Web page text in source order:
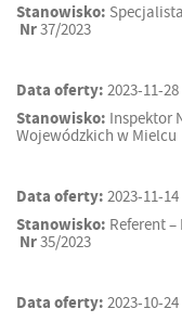
Stanowisko:
Nr37/2023
Data oferty: 2023-11-28
Stanowisko: Inspektor
Wojewódzkich w Mielcu
Data oferty: 2023-11-14
Stanowisko: Referent
Nr35/2023
Data oferty: 2023-10-24